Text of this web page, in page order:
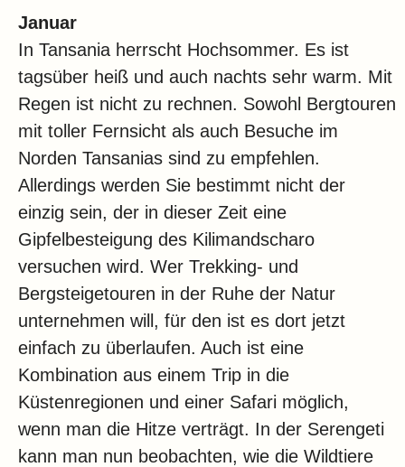
Januar
In Tansania herrscht Hochsommer. Es ist
tagsüber heiß und auch nachts sehr warm. Mit
Regen ist nicht zu rechnen. Sowohl Bergtouren
mit toller Fernsicht als auch Besuche im
Norden Tansanias sind zu empfehlen.
Allerdings werden Sie bestimmt nicht der
einzig sein, der in dieser Zeit eine
Gipfelbesteigung des Kilimandscharo
versuchen wird. Wer Trekking- und
Bergsteigetouren in der Ruhe der Natur
unternehmen will, für den ist es dort jetzt
einfach zu überlaufen. Auch ist eine
Kombination aus einem Trip in die
Küstenregionen und einer Safari möglich,
wenn man die Hitze verträgt. In der Serengeti
kann man nun beobachten, wie die Wildtiere